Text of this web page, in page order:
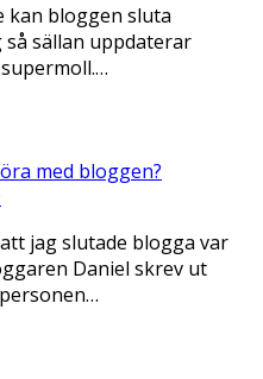
kan bloggen sluta
sällan uppdaterar
med bloggen?
jag slutade blogga var
Daniel skrev ut